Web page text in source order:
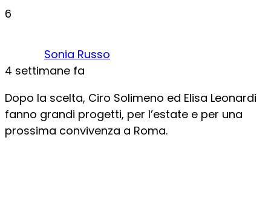
6
Sonia Russo
4 settimane fa
Dopo la scelta, Ciro Solimeno ed Elisa Leonardi
fanno grandi progetti, per l’estate e per una
prossima convivenza a Roma.